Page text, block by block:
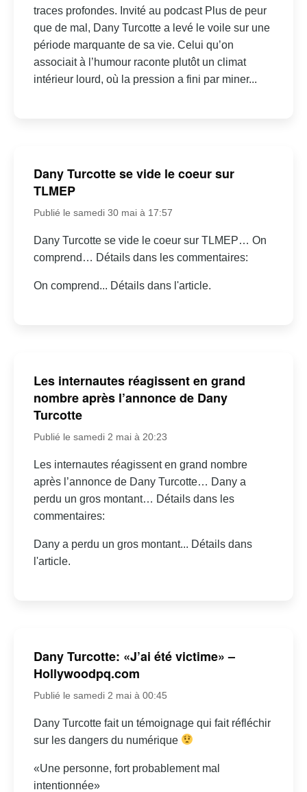
traces profondes. Invité au podcast Plus de peur
que de mal, Dany Turcotte a levé le voile sur une
période marquante de sa vie. Celui qu’on
associait à l’humour raconte plutôt un climat
intérieur lourd, où la pression a fini par miner...
Dany Turcotte se vide le coeur sur
TLMEP
Publié le samedi 30 mai à 17:57
Dany Turcotte se vide le coeur sur TLMEP… On
comprend… Détails dans les commentaires:
On comprend... Détails dans l'article.
Les internautes réagissent en grand
nombre après l’annonce de Dany
Turcotte
Publié le samedi 2 mai à 20:23
Les internautes réagissent en grand nombre
après l’annonce de Dany Turcotte… Dany a
perdu un gros montant… Détails dans les
commentaires:
Dany a perdu un gros montant... Détails dans
l'article.
Dany Turcotte: «J’ai été victime» –
Hollywoodpq.com
Publié le samedi 2 mai à 00:45
Dany Turcotte fait un témoignage qui fait réfléchir
sur les dangers du numérique
«Une personne, fort probablement mal
intentionnée»